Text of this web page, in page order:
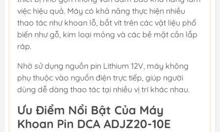
việc hiệu quả. Máy có khả năng thực hiện nhiều
thao tác như khoan lỗ, bắt vít trên các vật liệu phổ
biến như gỗ, kim loại mỏng và các bề mặt cần lắp
ráp.
Nhờ sử dụng nguồn pin Lithium 12V, máy không
phụ thuộc vào nguồn điện trực tiếp, giúp người
dùng dễ dàng thao tác tại nhiều vị trí khác nhau.
Ưu Điểm Nổi Bật Của Máy
Khoan Pin DCA ADJZ20-10E